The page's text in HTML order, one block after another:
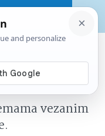
vezanim